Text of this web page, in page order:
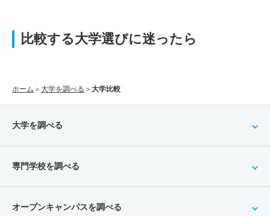
比較する大学選びに迷ったら
ホーム ＞ 大学を調べる ＞ 大学比較
大学を調べる
専門学校を調べる
オープンキャンパスを調べる